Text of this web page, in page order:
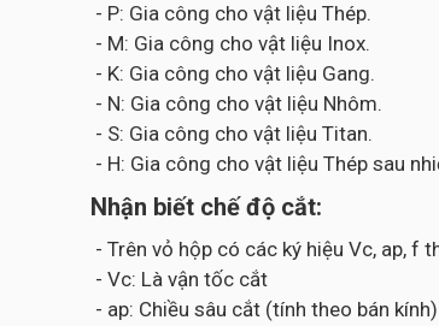
- P: Gia công cho vật liệu Thép.
- M: Gia công cho vật liệu Inox.
- K: Gia công cho vật liệu Gang.
- N: Gia công cho vật liệu Nhôm.
- S: Gia công cho vật liệu Titan.
- H: Gia công cho vật liệu Thép sau
Nhận biết chế độ cắt:
- Trên vỏ hộp có các ký hiệu Vc, ap, f
- Vc: Là vận tốc cắt
- ap: Chiều sâu cắt (tính theo bán kính)